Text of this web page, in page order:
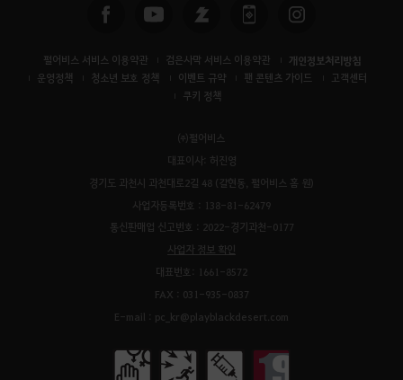
펄어비스 서비스 이용약관 검은사막 서비스 이용약관 개인정보처리방침
운영정책 청소년 보호 정책 이벤트 규약 팬 콘텐츠 가이드
고객센터
쿠키 정책
㈜펄어비스
대표이사: 허진영
경기도 과천시 과천대로2길 48 (갈현동, 펄어비스 홈 원)
사업자등록번호 : 138-81-62479
통신판매업 신고번호 : 2022-경기과천-0177
사업자 정보 확인
대표번호: 1661-8572
FAX : 031-935-0837
E-mail : pc_kr@playblackdesert.com